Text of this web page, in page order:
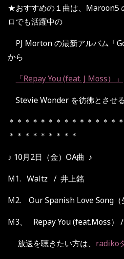
★おすすめの１曲は、Maroon5
ロでも活躍中の
PJ Morton の最新アルバム「
から
「Repay You (feat. J Moss）」
Stevie Wonder を彷彿とさせ
＊＊＊＊＊＊＊＊＊＊＊＊＊＊
＊＊＊＊＊＊＊＊＊
♪ 10月2日（金）OA曲 ♪
M1. Waltz / 井上銘
M2. Our Spanish Love Song（
M3、 Repay You (feat.Moss）
放送を聴きたい方は、 radiko